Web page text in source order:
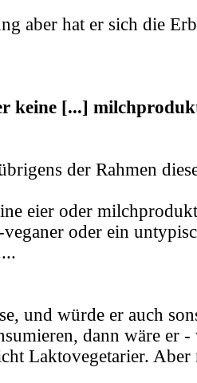
aber hat er sich die
keine [...]
der Rahmen
eier oder
oder ein
und würde er auch
dann wäre er -
Laktovegetarier.